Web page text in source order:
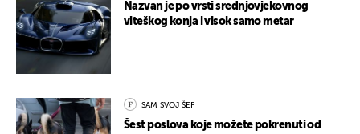
Nazvan je po vrsti srednjovjekovnog
viteškog konja i visok samo metar
SAM SVOJ ŠEF
Šest poslova koje možete pokrenuti od